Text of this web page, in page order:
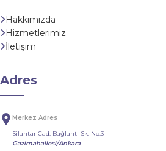
Hakkımızda
Hizmetlerimiz
İletişim
Adres
Merkez Adres
Silahtar Cad. Bağlantı Sk. No:3
Gazimahallesi/Ankara